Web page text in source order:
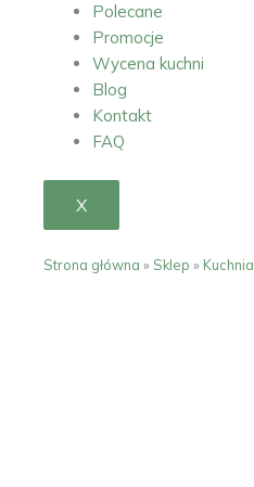
Polecane
Promocje
Wycena kuchni
Blog
Kontakt
FAQ
X
Strona główna » Sklep » Kuchnia